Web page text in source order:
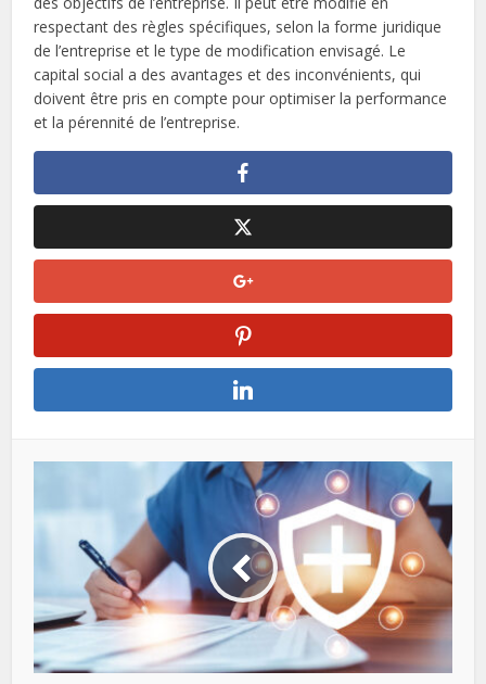
respectant des règles spécifiques, selon la forme juridique
de l’entreprise et le type de modification envisagé. Le
capital social a des avantages et des inconvénients, qui
doivent être pris en compte pour optimiser la performance
et la pérennité de l’entreprise.